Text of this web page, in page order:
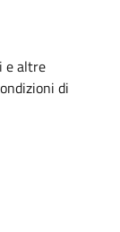
e altre
di